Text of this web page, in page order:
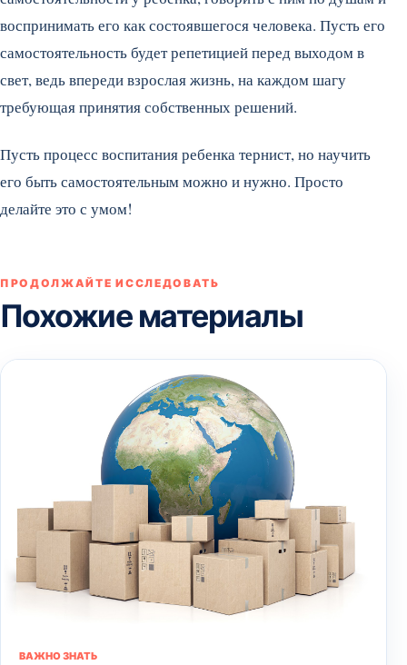
воспринимать его как состоявшегося человека. Пусть его
самостоятельность будет репетицией перед выходом в
свет, ведь впереди взрослая жизнь, на каждом шагу
требующая принятия собственных решений.
Пусть процесс воспитания ребенка тернист, но научить
его быть самостоятельным можно и нужно. Просто
делайте это с умом!
ПРОДОЛЖАЙТЕ ИССЛЕДОВАТЬ
Похожие материалы
ВАЖНО ЗНАТЬ